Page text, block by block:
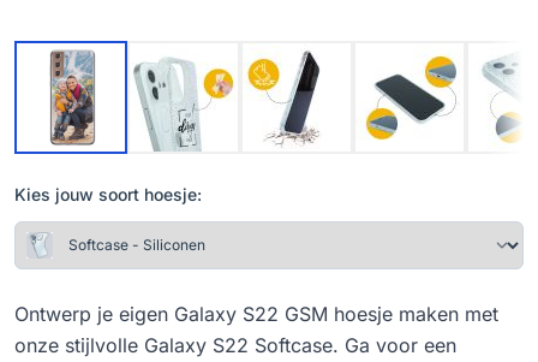
Kies jouw soort hoesje:
Ontwerp je eigen Galaxy S22 GSM hoesje maken met
onze stijlvolle Galaxy S22 Softcase. Ga voor een